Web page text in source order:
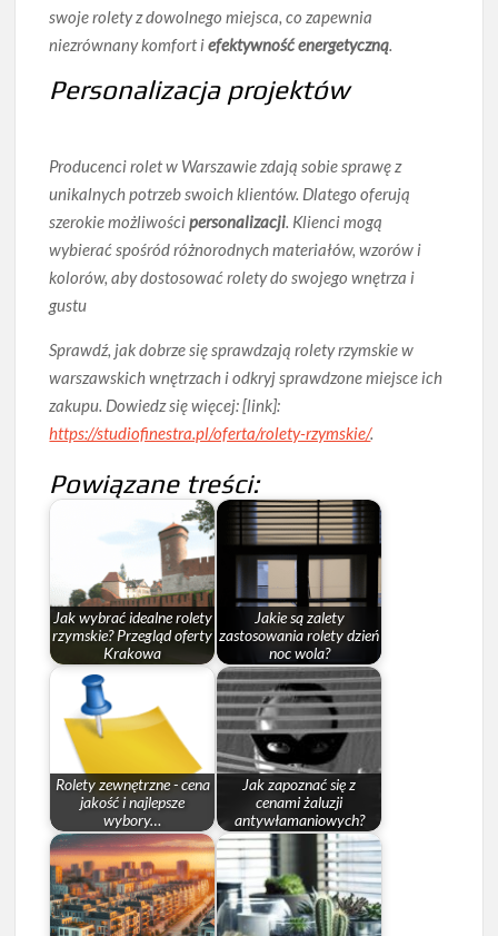
swoje rolety z dowolnego miejsca, co zapewnia
niezrównany komfort iefektywność energetyczną.
Personalizacja projektów
Producenci rolet w Warszawie zdają sobie sprawę z
unikalnych potrzeb swoich klientów. Dlatego oferują
szerokie możliwościpersonalizacji. Klienci mogą
wybierać spośród różnorodnych materiałów, wzorów i
kolorów, aby dostosować rolety do swojego wnętrza i
gustu
Sprawdź, jak dobrze się sprawdzają rolety rzymskie w
warszawskich wnętrzach i odkryj sprawdzone miejsce ich
zakupu. Dowiedz się więcej: [link]:
https://studiofinestra.pl/oferta/rolety-rzymskie/.
Powiązane treści:
Jak wybrać idealne rolety
rzymskie? Przegląd oferty
Krakowa
Jakie są zalety
zastosowania rolety dzień
noc wola?
Rolety zewnętrzne - cena
jakość i najlepsze
wybory…
Jak zapoznać się z
cenami żaluzji
antywłamaniowych?